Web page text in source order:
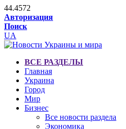
44.4572
Авторизация
Поиск
UA
ВСЕ РАЗДЕЛЫ
Главная
Украина
Город
Мир
Бизнес
Все новости раздела
Экономика